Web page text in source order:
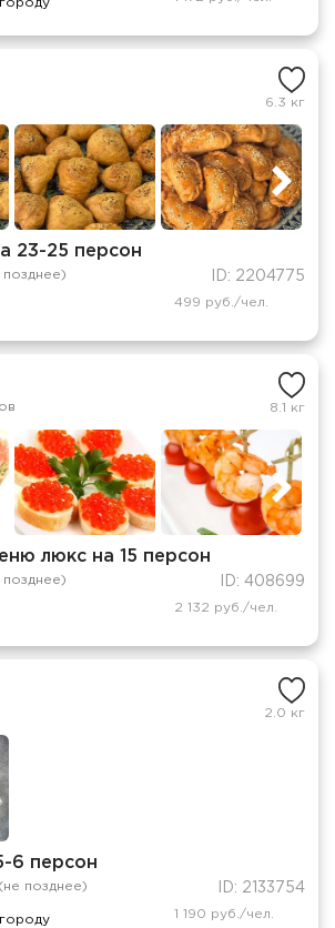
6.3 кг
23-25 персон
позднее) ID: 2204775
499 руб./чел.
8.1 кг
люкс на 15 персон
позднее) ID: 408699
2 132 руб./чел.
2.0 кг
6 персон
позднее) ID: 2133754
1 190 руб./чел.